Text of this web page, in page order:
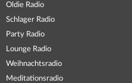
Oldie Radio
Schlager Radio
Party Radio
Lounge Radio
Weihnachtsradio
Meditationsradio